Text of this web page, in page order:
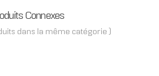
Connexes
dans la même catégorie )